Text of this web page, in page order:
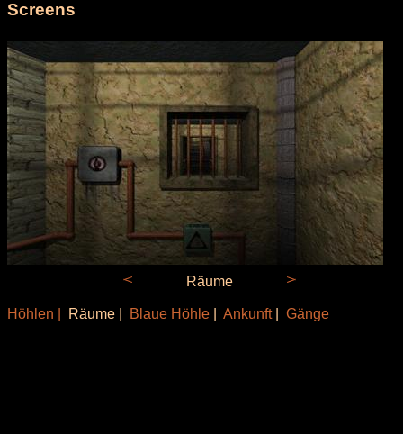
Screens
Räume
Höhlen | Räume | Blaue Höhle Ankunft| Gänge